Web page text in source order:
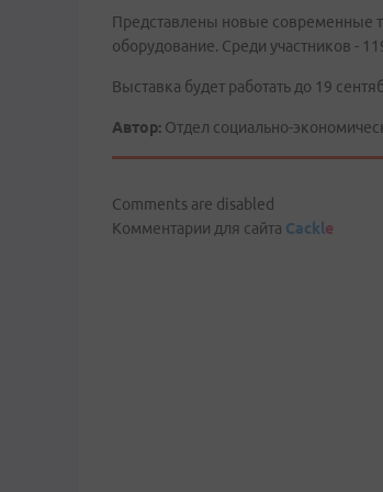
Представлены новые современные
оборудование. Среди участников -
Выставка будет работать до 19
Автор: Отдел социально-
Comments are disabled
Комментарии для сайта Cackle